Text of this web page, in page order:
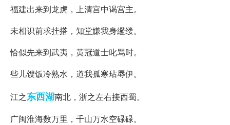
福建出来到龙虎，上清宫中谒宫主。
未相识前求挂搭，知堂嫌我身繿缕。
恰似先来到武夷，黄冠道士叱骂时。
些儿馊饭冷熟水，道我孤寒玷辱伊。
江之东西湖南北，浙之左右接西蜀。
广闽淮海数万里，千山万水空碌碌。